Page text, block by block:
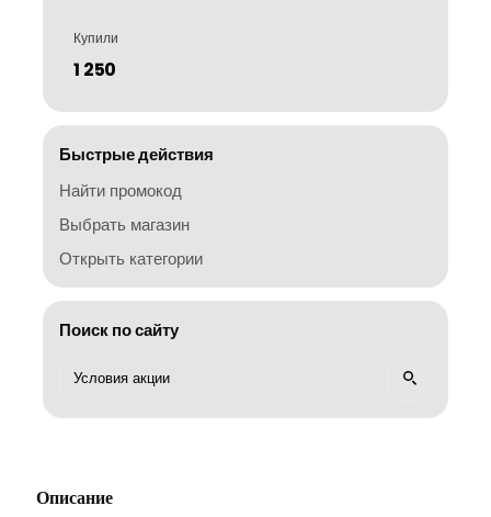
Купили
1 250
Быстрые действия
Найти промокод
Выбрать магазин
Открыть категории
Поиск по сайту
Описание